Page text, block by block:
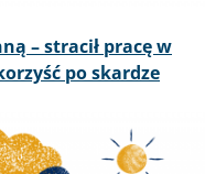
– stracił pracę w
po skardze